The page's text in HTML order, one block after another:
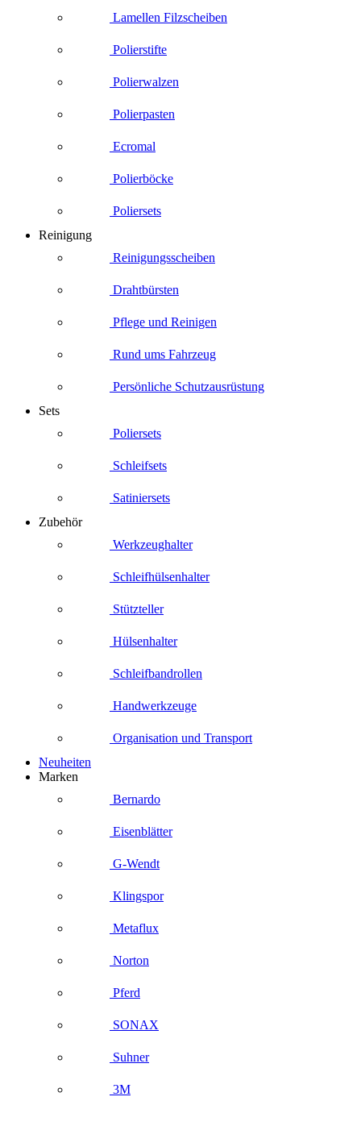
Lamellen Filzscheiben
Polierstifte
Polierwalzen
Polierpasten
Ecromal
Polierböcke
Poliersets
Reinigung
Reinigungsscheiben
Drahtbürsten
Pflege und Reinigen
Rund ums Fahrzeug
Persönliche Schutzausrüstung
Sets
Poliersets
Schleifsets
Satiniersets
Zubehör
Werkzeughalter
Schleifhülsenhalter
Stützteller
Hülsenhalter
Schleifbandrollen
Handwerkzeuge
Organisation und Transport
Neuheiten
Marken
Bernardo
Eisenblätter
G-Wendt
Klingspor
Metaflux
Norton
Pferd
SONAX
Suhner
3M